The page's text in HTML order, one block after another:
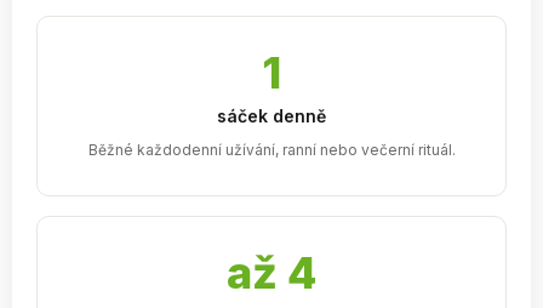
1
sáček denně
Běžné každodenní užívání, ranní nebo večerní rituál.
až 4